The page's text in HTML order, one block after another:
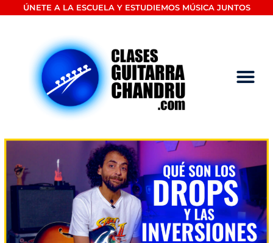
ÚNETE A LA ESCUELA Y ESTUDIEMOS MÚSICA JUNTOS